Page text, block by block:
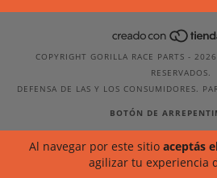
Al navegar por este sitio aceptás
agilizar tu experiencia
COPYRIGHT GORILLA RACE PARTS -
RESERVADOS.
DEFENSA DE LAS Y LOS CONSUMIDORES.
BOTÓN DE